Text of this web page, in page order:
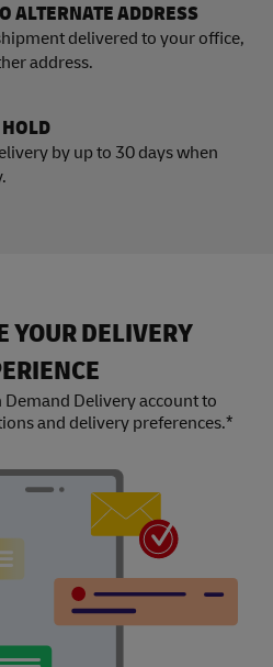
ALTERNATE ADDRESS
delivered to your office,
address.
by up to 30 days when
YOUR DELIVERY
Demand Delivery account to
and delivery preferences.*